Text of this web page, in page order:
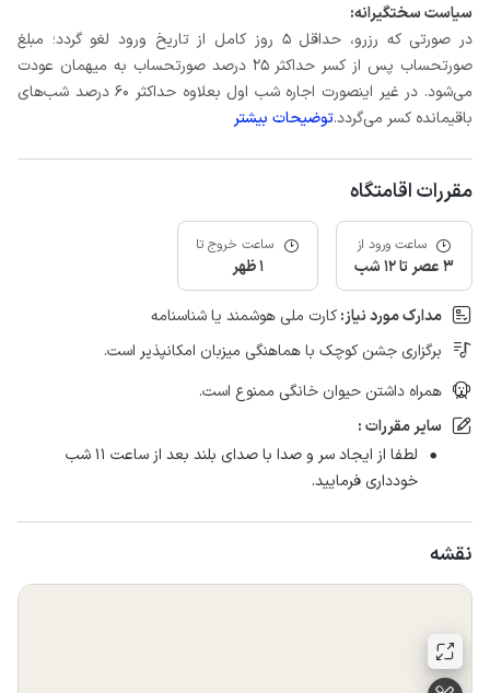
سیاست سختگیرانه:
در صورتی که رزرو، حداقل 5 روز کامل از تاریخ ورود لغو گردد؛ مبلغ
صورتحساب پس از کسر حداکثر 25 درصد صورتحساب به میهمان عودت
می‌شود. در غیر اینصورت اجاره شب اول بعلاوه حداکثر 60 درصد شب‌های
باقیمانده کسر می‌گردد.توضیحات بیشتر
مقررات اقامتگاه
ساعت ورود از
3 عصر تا 12 شب
ساعت خروج تا
1 ظهر
مدارک مورد نیاز:کارت ملی هوشمند یا شناسنامه
برگزاری جشن کوچک با هماهنگی میزبان امکانپذیر است.
همراه داشتن حیوان خانگی ممنوع است.
سایر مقررات :
لطفا از ایجاد سر و صدا با صدای بلند بعد از ساعت ۱۱ شب
خودداری فرمایید.
نقشه